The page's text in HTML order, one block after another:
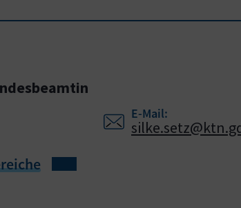
E-Mail: